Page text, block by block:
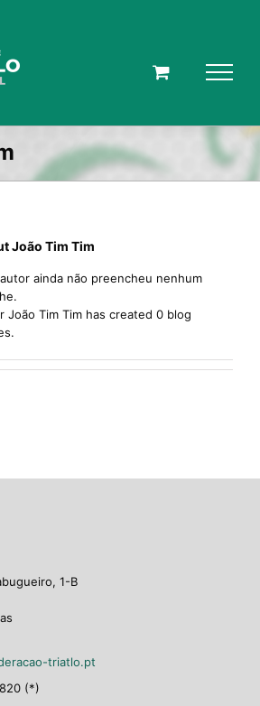
João Tim Tim
ainda não preencheu nenhum
João Tim Tim has created 0 blog
1-B
triatlo.pt
(*)